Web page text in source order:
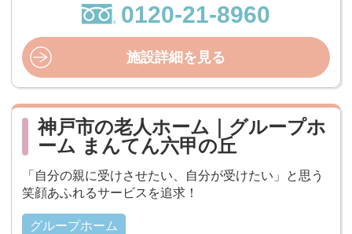
0120-21-8960
施設詳細を見る
神戸市の老人ホーム｜グループホ
ーム まんてん六甲の丘
「自分の親に受けさせたい、自分が受けたい」と思う
笑顔あふれるサービスを追求！
グループホーム